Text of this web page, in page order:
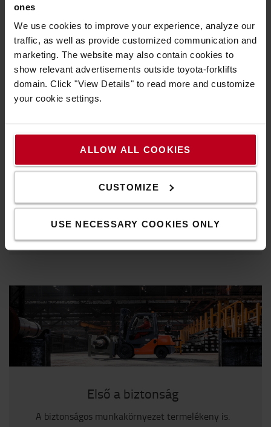
ones
We use cookies to improve your experience, analyze our
traffic, as well as provide customized communication and
marketing. The website may also contain cookies to
show relevant advertisements outside toyota-forklifts
domain. Click "View Details" to read more and customize
your cookie settings.
ALLOW ALL COOKIES
CUSTOMIZE
USE NECESSARY COOKIES ONLY
Minősége és funkcionalitása a legapróbb részletekig is
felfedezhető, szállítókocsijaink még a nehezebb terhek
Tudjon meg többet ipari rollereinkről és
szállítókocsikjainkról
Első a biztonság
A biztonságos munkakörnyezet termelékeny is.